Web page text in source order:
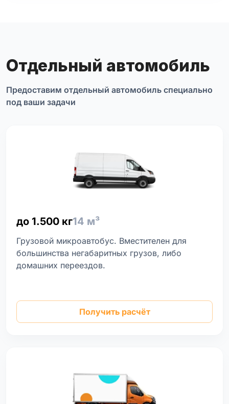
Отдельный автомобиль
Предоставим отдельный автомобиль специально
под ваши задачи
до 1.500 кг14 м³
Грузовой микроавтобус. Вместителен для
большинства негабаритных грузов, либо
домашних переездов.
Получить расчёт